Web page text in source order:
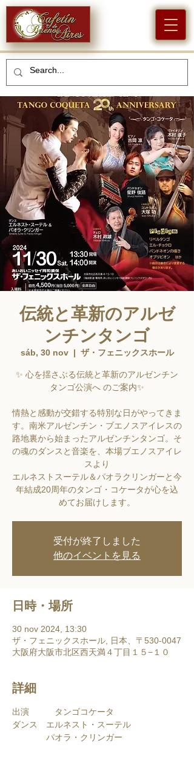
伝統と革新のアルゼ
ンチンタンゴ
sáb, 30 nov
  |
ザ・フェニックスホール
✨ 心を揺さぶる伝統と革新のアルゼンチン
タンゴ公演へ のご案内✨
情熱と感動が交錯する特別な日がやってきま
す。南米アルゼンチン・ブエノスアイレスの
路地裏から始まったアルゼンチンタンゴ。そ
の魂のダンスと音楽を、本場ブエノスアイレ
スより
エルネストスーテル＆パオラクリンガーと今
年結成20周年のタンゴ・コケータが心を込
受付が終了しました
他のイベントを見る
日時・場所
30 nov 2024, 13:30
ザ・フェニックスホール, 日本、〒530-0047
大阪府大阪市北区西天満４丁目１５−１０
詳細
出演　　　タンゴコケータ
ダンス　エルネスト・スーテル
パオラ・クリンガー